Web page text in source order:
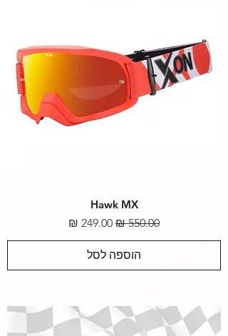
Hawk MX
מחיר רגיל מחיר מבצע
הוספה לסל